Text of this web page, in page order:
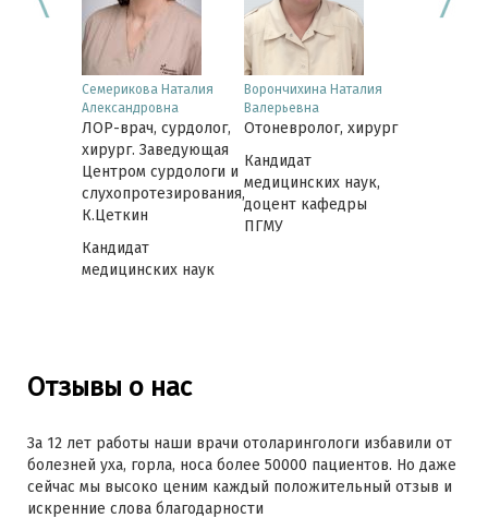
Семерикова Наталия
Александровна
ЛОР-врач, сурдолог,
хирург. Заведующая
Центром сурдологи и
слухопротезирования,
К.Цеткин
Кандидат
медицинских наук
Ворончихина Наталия
Валерьевна
Отоневролог, хирург
Кандидат
медицинских наук,
доцент кафедры
ПГМУ
Отзывы о нас
За 12 лет работы наши врачи отоларингологи избавили от
болезней уха, горла, носа более 50000 пациентов. Но даже
сейчас мы высоко ценим каждый положительный отзыв и
искренние слова благодарности